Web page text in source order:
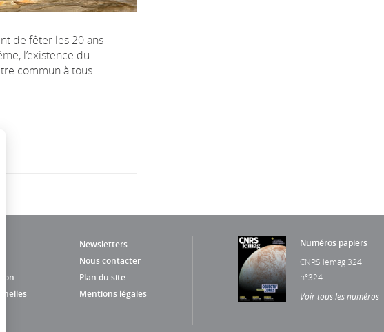
de fêter les 20 ans
l’existence du
commun à tous
Newsletters
Nous contacter
Plan du site
Mentions légales
Numéros papiers
CNRS lemag 324
n°324
Voir tous les numéros